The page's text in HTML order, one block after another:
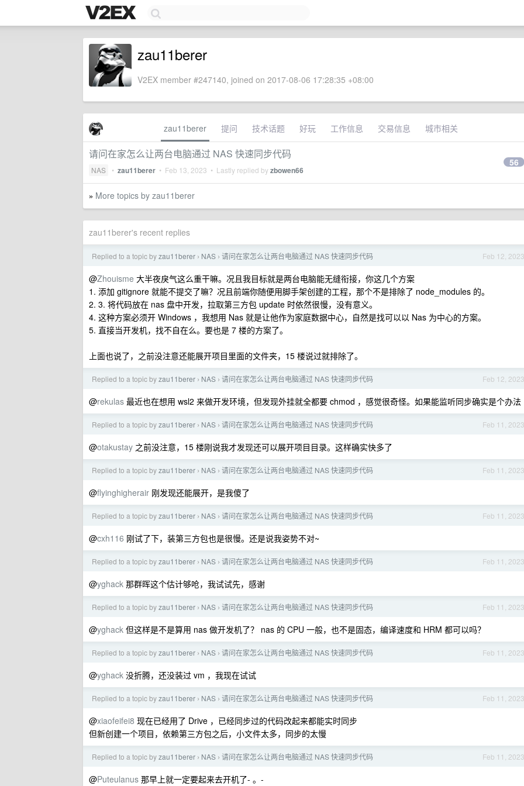
zau11berer
V2EX member #247140, joined on 2017-08-06 17:28:35 +08:00
zau11berer 提问 技术话题 好玩 工作信息 交易信息 城市相关
请问在家怎么让两台电脑通过 NAS 快速同步代码
NAS • zau11berer • Feb 13, 2023 • Lastly replied byzbowen66
56
» More topics by zau11berer
zau11berer's recent replies
Feb 12, 2023
Replied to a topic byzau11berer › NAS › 请问在家怎么让两台电脑通过 NAS 快速同步代码
@Zhouisme 大半夜戾气这么重干嘛。况且我目标就是两台电脑能无缝衔接，你这几个方案
1. 添加 gitignore 就能不提交了嘛？况且前端你随便用脚手架创建的工程，那个不是排除了 node_modules 的。
2. 3. 将代码放在 nas 盘中开发，拉取第三方包 update 时依然很慢，没有意义。
4. 这种方案必须开 Windows ，我想用 Nas 就是让他作为家庭数据中心，自然是找可以以 Nas 为中心的方案。
5. 直接当开发机，找不自在么。要也是 7 楼的方案了。
上面也说了，之前没注意还能展开项目里面的文件夹，15 楼说过就排除了。
Feb 12, 2023
Replied to a topic byzau11berer › NAS › 请问在家怎么让两台电脑通过 NAS 快速同步代码
@rekulas 最近也在想用 wsl2 来做开发环境，但发现外挂就全都要 chmod ，感觉很奇怪。如果能监听同步确实是个办法
Feb 11, 2023
Replied to a topic byzau11berer › NAS › 请问在家怎么让两台电脑通过 NAS 快速同步代码
@otakustay 之前没注意，15 楼刚说我才发现还可以展开项目目录。这样确实快多了
Feb 11, 2023
Replied to a topic byzau11berer › NAS › 请问在家怎么让两台电脑通过 NAS 快速同步代码
@flyinghigherair 刚发现还能展开，是我傻了
Feb 11, 2023
Replied to a topic byzau11berer › NAS › 请问在家怎么让两台电脑通过 NAS 快速同步代码
@cxh116 刚试了下，装第三方包也是很慢。还是说我姿势不对~
Feb 11, 2023
Replied to a topic byzau11berer › NAS › 请问在家怎么让两台电脑通过 NAS 快速同步代码
@yghack 那群晖这个估计够呛，我试试先，感谢
Feb 11, 2023
Replied to a topic byzau11berer › NAS › 请问在家怎么让两台电脑通过 NAS 快速同步代码
@yghack 但这样是不是算用 nas 做开发机了？ nas 的 CPU 一般，也不是固态，编译速度和 HRM 都可以吗？
Feb 11, 2023
Replied to a topic byzau11berer › NAS › 请问在家怎么让两台电脑通过 NAS 快速同步代码
@yghack 没折腾，还没装过 vm ，我现在试试
Feb 11, 2023
Replied to a topic byzau11berer › NAS › 请问在家怎么让两台电脑通过 NAS 快速同步代码
@xiaofeifei8 现在已经用了 Drive ，已经同步过的代码改起来都能实时同步
但新创建一个项目，依赖第三方包之后，小文件太多，同步的太慢
Feb 11, 2023
Replied to a topic byzau11berer › NAS › 请问在家怎么让两台电脑通过 NAS 快速同步代码
@Puteulanus 那早上就一定要起来去开机了- 。-